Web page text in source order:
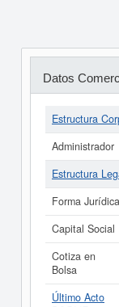
Datos
Estructura
Administrador
Estructura
Forma Jurídica
Capital Social
Cotiza en
Bolsa
Último Acto